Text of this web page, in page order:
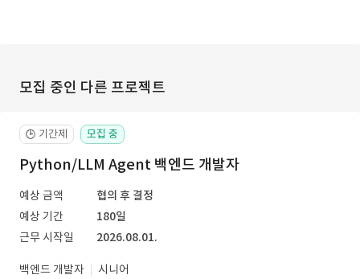
모집 중인 다른 프로젝트
🕒 기간제 모집 중
Python/LLM Agent 백엔드 개발자
예상 금액
협의 후 결정
예상 기간
180일
근무 시작일
2026.08.01.
백엔드 개발자 시니어